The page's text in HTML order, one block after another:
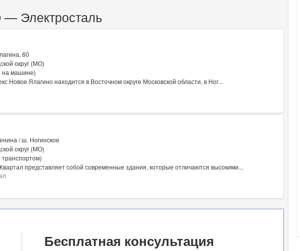
— Электросталь
60
округ (МО)
на машине)
Новое Ялагино находится в Восточном округе Московской области, в Ног...
/ ш. Ногинское
округ (МО)
представляет собой современные здания, которые отличаются высокими...
Бесплатная консультация